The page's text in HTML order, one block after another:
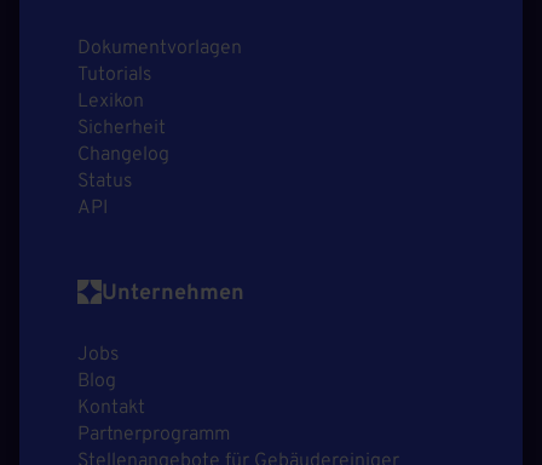
Dokumentvorlagen
Tutorials
Lexikon
Sicherheit
Changelog
Status
API
Unternehmen
Jobs
Blog
Kontakt
Partnerprogramm